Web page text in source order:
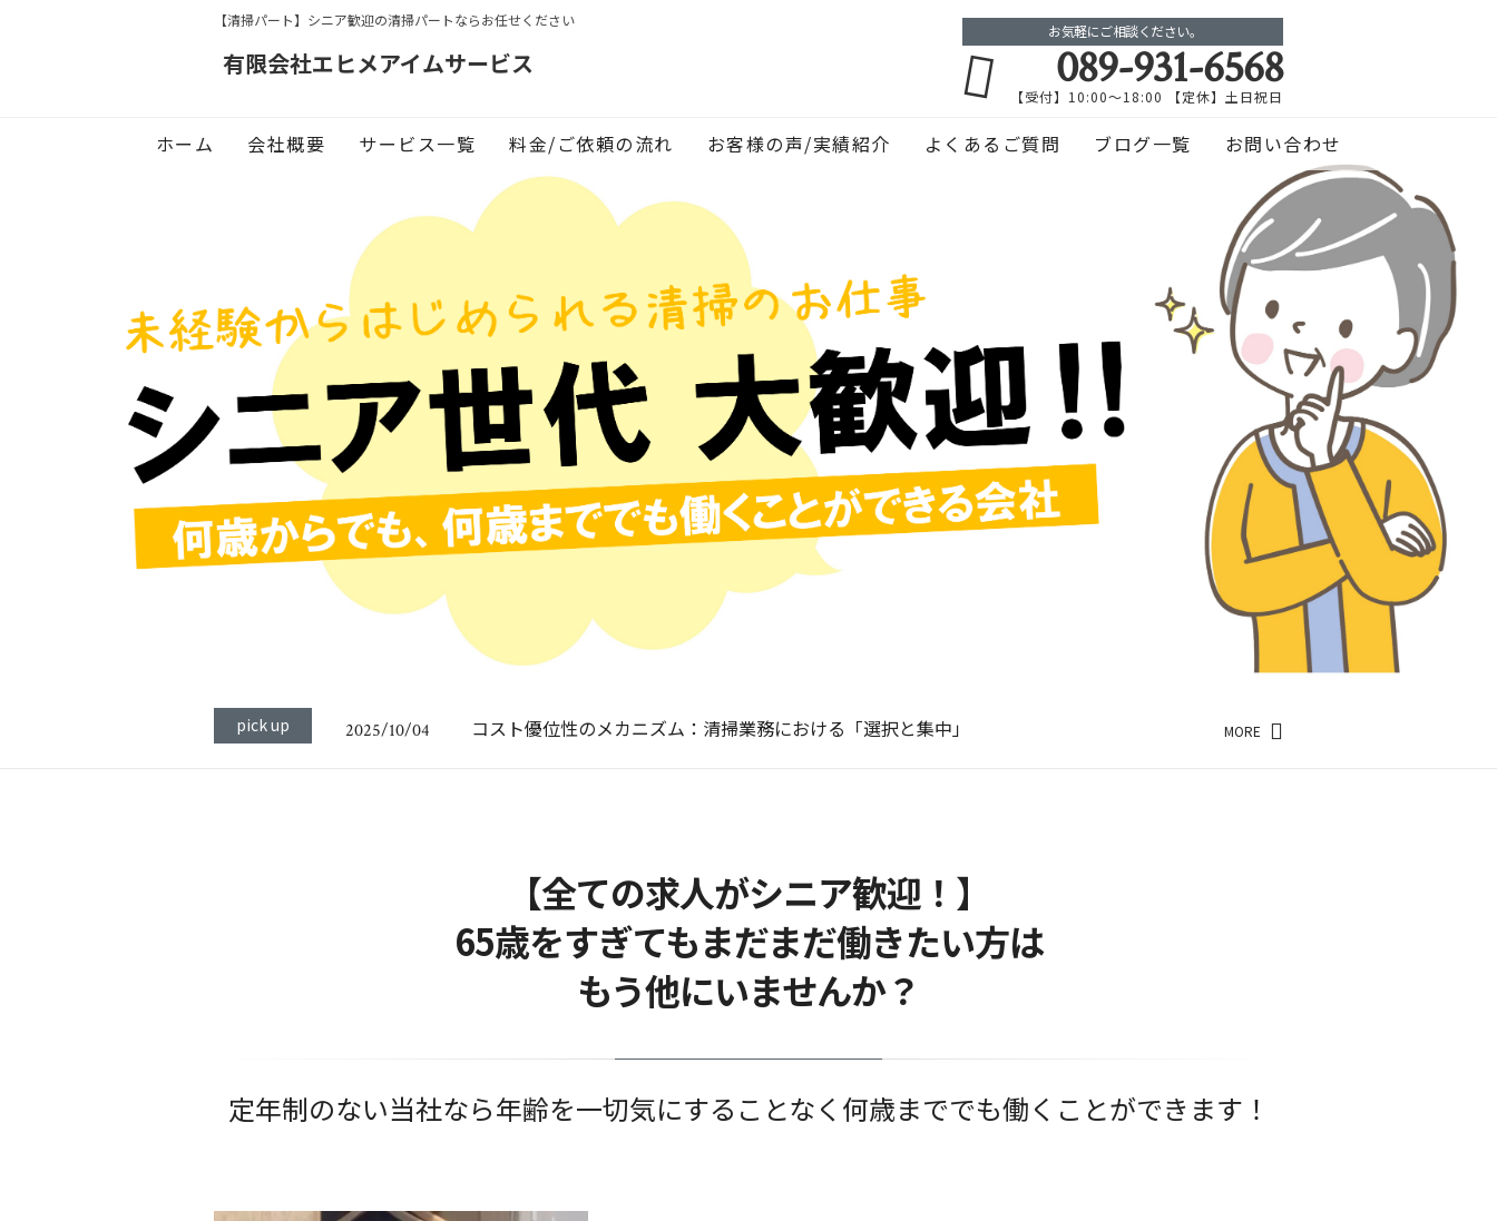
【清掃パート】シニア歓迎の清掃パートならお任せください
有限会社エヒメアイムサービス
お気軽にご相談ください。
089-931-6568
【受付】10:00～18:00 【定休】土日祝日
ホーム 会社概要 サービス一覧 料金/ご依頼の流れ お客様の声/実績紹介 よくあるご質問 ブログ一覧 お問い合わせ
pick up
【日常清掃のお悩み事例】県外管理物件の日常清掃を依頼したい
2025/10/04 コスト優位性のメカニズム：清掃業務における「選択と集中」
愛媛のパチンコ店必見！清掃ロボット比較｜WhizやマキタよりJIN…
MORE
【全ての求人がシニア歓迎！】
65歳をすぎてもまだまだ働きたい方は
もう他にいませんか？
定年制のない当社なら年齢を一切気にすることなく何歳まででも働くことができます！